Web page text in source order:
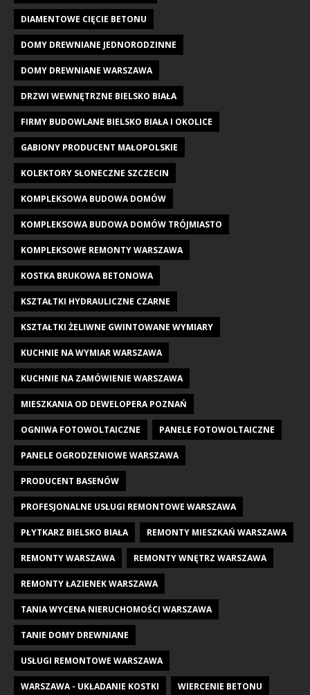
DIAMENTOWE CIĘCIE BETONU
DOMY DREWNIANE JEDNORODZINNE
DOMY DREWNIANE WARSZAWA
DRZWI WEWNĘTRZNE BIELSKO BIAŁA
FIRMY BUDOWLANE BIELSKO BIAŁA I OKOLICE
GABIONY PRODUCENT MAŁOPOLSKIE
KOLEKTORY SŁONECZNE SZCZECIN
KOMPLEKSOWA BUDOWA DOMÓW
KOMPLEKSOWA BUDOWA DOMÓW TRÓJMIASTO
KOMPLEKSOWE REMONTY WARSZAWA
KOSTKA BRUKOWA BETONOWA
KSZTAŁTKI HYDRAULICZNE CZARNE
KSZTAŁTKI ŻELIWNE GWINTOWANE WYMIARY
KUCHNIE NA WYMIAR WARSZAWA
KUCHNIE NA ZAMÓWIENIE WARSZAWA
MIESZKANIA OD DEWELOPERA POZNAŃ
OGNIWA FOTOWOLTAICZNE PANELE FOTOWOLTAICZNE
PANELE OGRODZENIOWE WARSZAWA
PRODUCENT BASENÓW
PROFESJONALNE USŁUGI REMONTOWE WARSZAWA
PŁYTKARZ BIELSKO BIAŁA REMONTY MIESZKAŃ WARSZAWA
REMONTY WARSZAWA REMONTY WNĘTRZ WARSZAWA
REMONTY ŁAZIENEK WARSZAWA
TANIA WYCENA NIERUCHOMOŚCI WARSZAWA
TANIE DOMY DREWNIANE
USŁUGI REMONTOWE WARSZAWA
WARSZAWA - UKŁADANIE KOSTKI WIERCENIE BETONU